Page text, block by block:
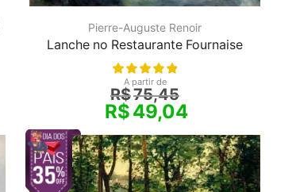
Pierre-Auguste Renoir
Lanche no Restaurante Fournaise
A partir de
R$75,45
R$49,04